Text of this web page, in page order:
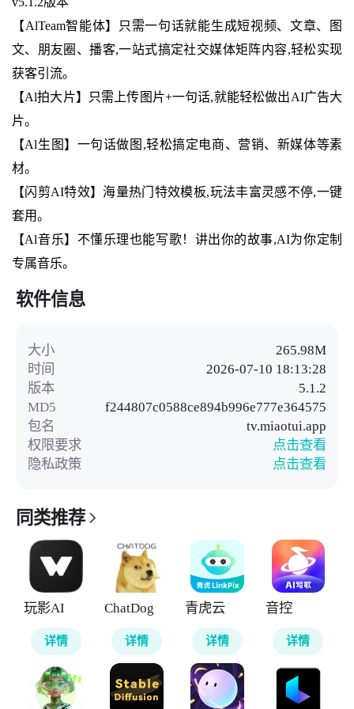
【AlTeam智能体】只需一句话就能生成短视频、文章、图
文、朋友圈、播客,一站式搞定社交媒体矩阵内容,轻松实现
获客引流。
【Al拍大片】只需上传图片+一句话,就能轻松做出AI广告大
片。
【Al生图】一句话做图,轻松搞定电商、营销、新媒体等素
材。
【闪剪AI特效】海量热门特效模板,玩法丰富灵感不停,一键
套用。
【Al音乐】不懂乐理也能写歌！讲出你的故事,AI为你定制
专属音乐。
软件信息
大小
265.98M
时间
2026-07-10 18:13:28
版本
5.1.2
MD5
f244807c0588ce894b996e777e364575
包名
tv.miaotui.app
权限要求
点击查看
隐私政策
点击查看
同类推荐
玩影AI
详情
ChatDog
详情
青虎云
详情
音控
详情